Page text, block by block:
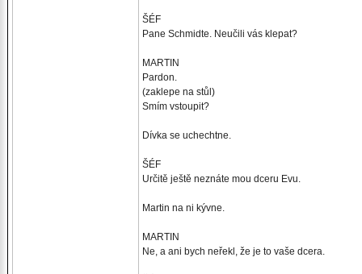
ŠÉF
Pane Schmidte. Neučili vás klepat?
MARTIN
Pardon.
(zaklepe na stůl)
Smím vstoupit?
Dívka se uchechtne.
ŠÉF
Určitě ještě neznáte mou dceru Evu.
Martin na ni kývne.
MARTIN
Ne, a ani bych neřekl, že je to vaše dcera.